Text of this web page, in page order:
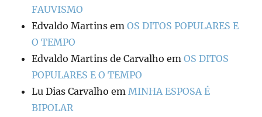
FAUVISMO
Edvaldo Martins emOS DITOS POPULARES E
O TEMPO
Edvaldo Martins de Carvalho emOS DITOS
POPULARES E O TEMPO
Lu Dias Carvalho emMINHA ESPOSA É
BIPOLAR